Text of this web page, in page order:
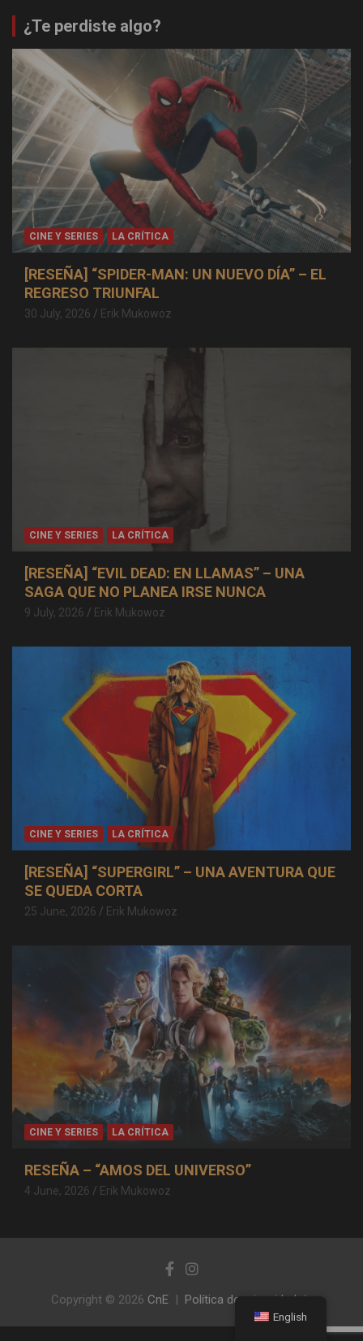
¿Te perdiste algo?
CINE Y SERIES LA CRÍTICA
[RESEÑA] “SPIDER-MAN: UN NUEVO DÍA” – EL
REGRESO TRIUNFAL
30 July, 2026 Erik Mukowoz
CINE Y SERIES LA CRÍTICA
[RESEÑA] “EVIL DEAD: EN LLAMAS” – UNA
SAGA QUE NO PLANEA IRSE NUNCA
9 July, 2026 Erik Mukowoz
CINE Y SERIES LA CRÍTICA
[RESEÑA] “SUPERGIRL” – UNA AVENTURA QUE
SE QUEDA CORTA
25 June, 2026 Erik Mukowoz
CINE Y SERIES LA CRÍTICA
RESEÑA – “AMOS DEL UNIVERSO”
4 June, 2026 Erik Mukowoz
Copyright © 2026 CnE Política de privacidad
English